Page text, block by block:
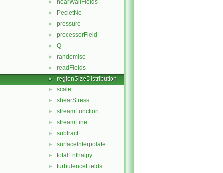
► nearWallFields
► PecletNo
► pressure
► processorField
► Q
► randomise
► readFields
► regionSizeDistribution
► scale
► shearStress
► streamFunction
► streamLine
► subtract
► surfaceInterpolate
► totalEnthalpy
► turbulenceFields